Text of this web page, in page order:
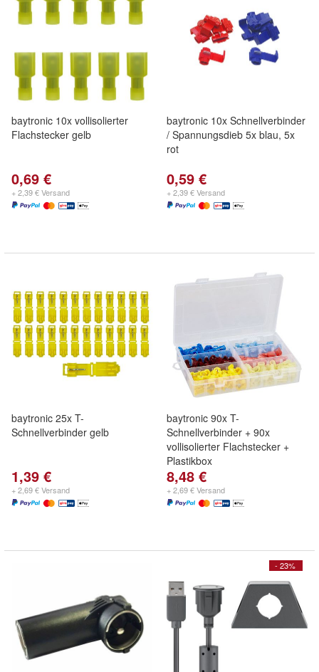
baytronic 10x vollisolierter
Flachstecker gelb
0,69 €
+ 2,39 € Versand
baytronic 10x Schnellverbinder
/ Spannungsdieb 5x blau, 5x
rot
0,59 €
+ 2,39 € Versand
baytronic 25x T-
Schnellverbinder gelb
1,39 €
+ 2,69 € Versand
baytronic 90x T-
Schnellverbinder + 90x
vollisolierter Flachstecker +
Plastikbox
8,48 €
+ 2,69 € Versand
- 23%